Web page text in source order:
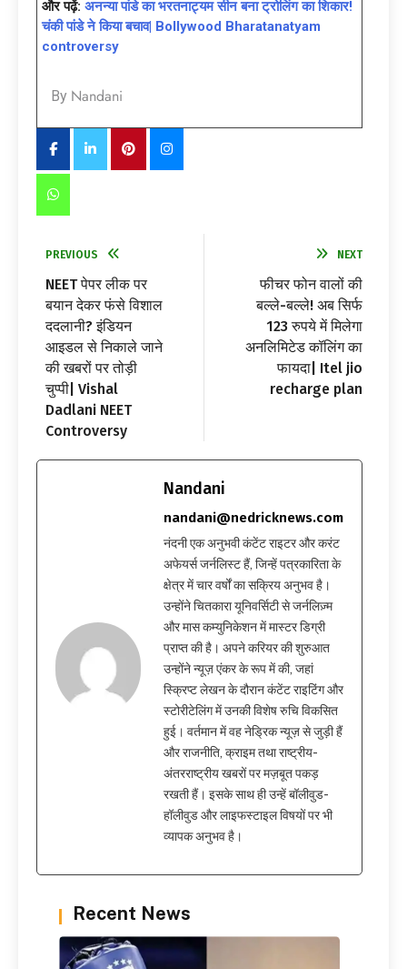
और पढ़ें: अनन्या पांडे का भरतनाट्यम सीन बना ट्रोलिंग का शिकार!
चंकी पांडे ने किया बचाव| Bollywood Bharatanatyam
controversy
By Nandani
PREVIOUS
NEET पेपर लीक पर
बयान देकर फंसे विशाल
ददलानी? इंडियन
आइडल से निकाले जाने
की खबरों पर तोड़ी
चुप्पी| Vishal
Dadlani NEET
Controversy
NEXT
फीचर फोन वालों की
बल्ले-बल्ले! अब सिर्फ
123 रुपये में मिलेगा
अनलिमिटेड कॉलिंग का
फायदा| Itel jio
recharge plan
Nandani
nandani@nedricknews.com
नंदनी एक अनुभवी कंटेंट राइटर और करंट
अफेयर्स जर्नलिस्ट हैं, जिन्हें पत्रकारिता के
क्षेत्र में चार वर्षों का सक्रिय अनुभव है।
उन्होंने चितकारा यूनिवर्सिटी से जर्नलिज़्म
और मास कम्युनिकेशन में मास्टर डिग्री
प्राप्त की है। अपने करियर की शुरुआत
उन्होंने न्यूज़ एंकर के रूप में की, जहां
स्क्रिप्ट लेखन के दौरान कंटेंट राइटिंग और
स्टोरीटेलिंग में उनकी विशेष रुचि विकसित
हुई। वर्तमान में वह नेड्रिक न्यूज़ से जुड़ी हैं
और राजनीति, क्राइम तथा राष्ट्रीय-
अंतरराष्ट्रीय खबरों पर मज़बूत पकड़
रखती हैं। इसके साथ ही उन्हें बॉलीवुड-
हॉलीवुड और लाइफस्टाइल विषयों पर भी
व्यापक अनुभव है।
Recent News